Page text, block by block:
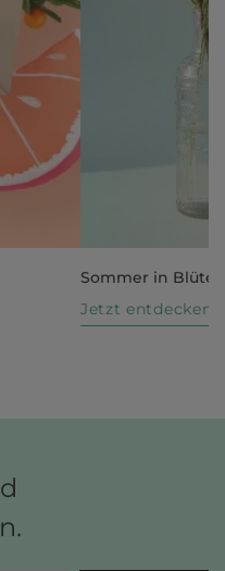
Sommer in Blüte
Jetzt entdecken